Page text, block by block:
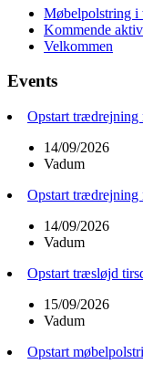
Møbelpolstring i
Kommende
Velkommen
Events
Opstart trædrejning
14/09/2026
Vadum
Opstart trædrejning
14/09/2026
Vadum
Opstart træsløjd
15/09/2026
Vadum
Opstart